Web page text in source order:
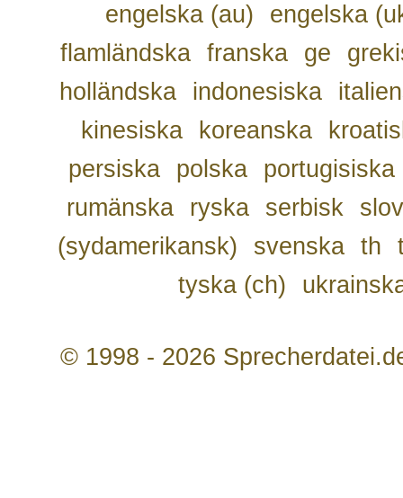
engelska (au)
engelska
flamländska franska ge
holländska
indonesiska
kinesiska
koreanska
persiska
polska
portugisiska
rumänska
ryska serbisk
(sydamerikansk)
svenska th
tyska (ch)
© 1998 - 2026